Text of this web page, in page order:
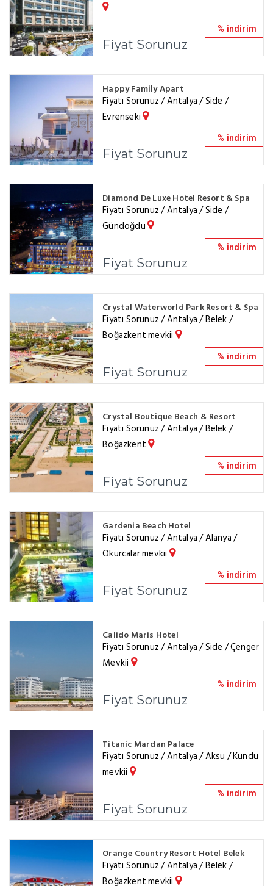
Fiyat Sorunuz
% indirim
Happy Family Apart
Fiyatı Sorunuz / Antalya / Side /
Evrenseki
Fiyat Sorunuz
% indirim
Diamond De Luxe Hotel Resort & Spa
Fiyatı Sorunuz / Antalya / Side /
Gündoğdu
Fiyat Sorunuz
% indirim
Crystal Waterworld Park Resort & Spa
Fiyatı Sorunuz / Antalya / Belek /
Boğazkent mevkii
Fiyat Sorunuz
% indirim
Crystal Boutique Beach & Resort
Fiyatı Sorunuz / Antalya / Belek /
Boğazkent
Fiyat Sorunuz
% indirim
Gardenia Beach Hotel
Fiyatı Sorunuz / Antalya / Alanya /
Okurcalar mevkii
Fiyat Sorunuz
% indirim
Calido Maris Hotel
Fiyatı Sorunuz / Antalya / Side / Çenger
Mevkii
Fiyat Sorunuz
% indirim
Titanic Mardan Palace
Fiyatı Sorunuz / Antalya / Aksu / Kundu
mevkii
Fiyat Sorunuz
% indirim
Orange Country Resort Hotel Belek
Fiyatı Sorunuz / Antalya / Belek /
Boğazkent mevkii